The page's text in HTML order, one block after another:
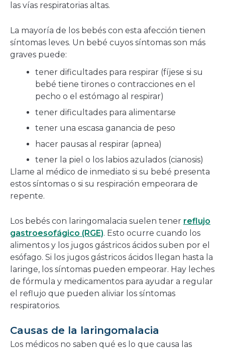
las vías respiratorias altas.
La mayoría de los bebés con esta afección tienen
síntomas leves. Un bebé cuyos síntomas son más
graves puede:
tener dificultades para respirar (fíjese si su
bebé tiene tirones o contracciones en el
pecho o el estómago al respirar)
tener dificultades para alimentarse
tener una escasa ganancia de peso
hacer pausas al respirar (apnea)
tener la piel o los labios azulados (cianosis)
Llame al médico de inmediato si su bebé presenta
estos síntomas o si su respiración empeorara de
repente.
Los bebés con laringomalacia suelen tener reflujo
gastroesofágico (RGE). Esto ocurre cuando los
alimentos y los jugos gástricos ácidos suben por el
esófago. Si los jugos gástricos ácidos llegan hasta la
laringe, los síntomas pueden empeorar. Hay leches
de fórmula y medicamentos para ayudar a regular
el reflujo que pueden aliviar los síntomas
respiratorios.
Causas de la laringomalacia
Los médicos no saben qué es lo que causa las